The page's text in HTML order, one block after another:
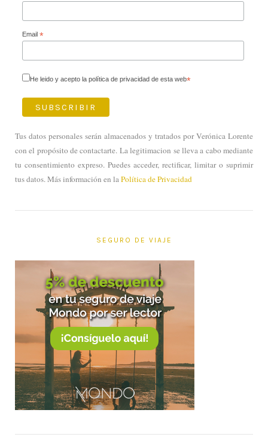
Email *
He leido y acepto la política de privacidad de esta web*
Tus datos personales serán almacenados y tratados por Verónica Lorente
con el propósito de contactarte. La legitimacion se lleva a cabo mediante
tu consentimiento expreso. Puedes acceder, rectificar, limitar o suprimir
tus datos. Más información en laPolítica de Privacidad
SEGURO DE VIAJE